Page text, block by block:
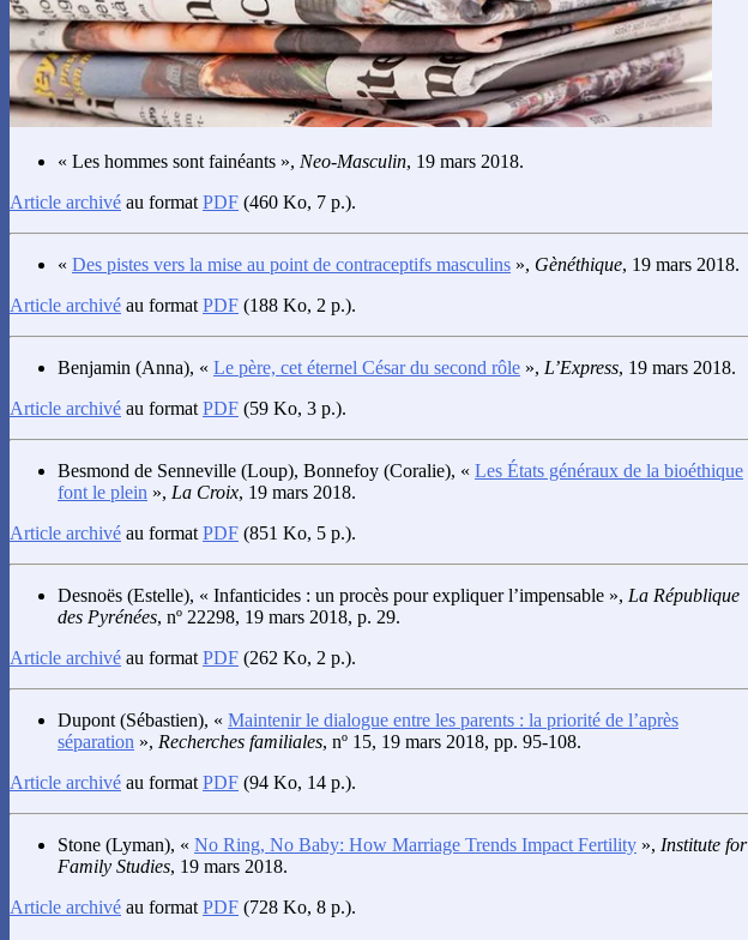
« Les hommes sont fainéants », Neo-Masculin, 19 mars 2018.
Article archivé au format PDF (460 Ko, 7 p.).
« Des pistes vers la mise au point de contraceptifs masculins », Gènéthique, 19 mars 2018.
Article archivé au format PDF (188 Ko, 2 p.).
Benjamin (Anna), « Le père, cet éternel César du second rôle », L’Express, 19 mars 2018.
Article archivé au format PDF (59 Ko, 3 p.).
Besmond de Senneville (Loup), Bonnefoy (Coralie), « Les États généraux de la bioéthique
font le plein », La Croix, 19 mars 2018.
Article archivé au format PDF (851 Ko, 5 p.).
Desnoës (Estelle), « Infanticides : un procès pour expliquer l’impensable », La République
des Pyrénées, nº 22298, 19 mars 2018, p. 29.
Article archivé au format PDF (262 Ko, 2 p.).
Dupont (Sébastien), « Maintenir le dialogue entre les parents : la priorité de l’après
séparation », Recherches familiales, nº 15, 19 mars 2018, pp. 95-108.
Article archivé au format PDF (94 Ko, 14 p.).
Stone (Lyman), « No Ring, No Baby: How Marriage Trends Impact Fertility », Institute for
Family Studies, 19 mars 2018.
Article archivé au format PDF (728 Ko, 8 p.).